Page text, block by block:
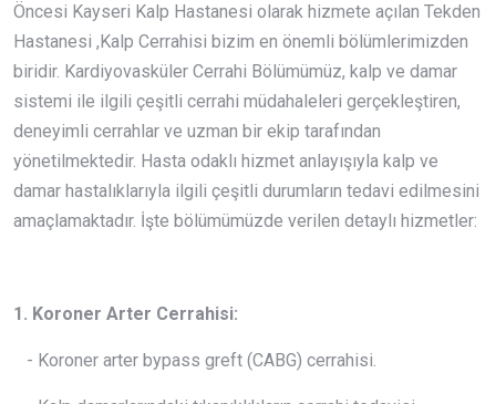
Öncesi Kayseri Kalp Hastanesi olarak hizmete açılan Tekden
Hastanesi ,Kalp Cerrahisi bizim en önemli bölümlerimizden
biridir. Kardiyovasküler Cerrahi Bölümümüz, kalp ve damar
sistemi ile ilgili çeşitli cerrahi müdahaleleri gerçekleştiren,
deneyimli cerrahlar ve uzman bir ekip tarafından
yönetilmektedir. Hasta odaklı hizmet anlayışıyla kalp ve
damar hastalıklarıyla ilgili çeşitli durumların tedavi edilmesini
amaçlamaktadır. İşte bölümümüzde verilen detaylı hizmetler:
1. Koroner Arter Cerrahisi:
- Koroner arter bypass greft (CABG) cerrahisi.